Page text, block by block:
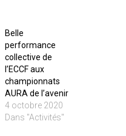
Belle
performance
collective de
l’ECCF aux
championnats
AURA de l’avenir
4 octobre 2020
Dans "Activités"